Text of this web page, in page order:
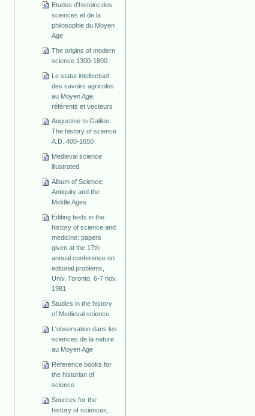
Etudes d'histoire des
sciences et de la
philosophie du Moyen
Age
The origins of modern
science 1300-1800
Le statut intellectuel
des savoirs agricoles
au Moyen Age,
référents et vecteurs
Augustine to Galileo.
The history of science
A.D. 400-1650
Medieval science
illustrated
Album of Science:
Antiquity and the
Middle Ages
Editing texts in the
history of science and
medicine: papers
given at the 17th
annual conference on
editorial problems,
Univ. Toronto, 6-7 nov.
1981
Studies in the history
of Medieval science
L'observation dans les
sciences de la nature
au Moyen Age
Reference books for
the historian of
science
Sources for the
history of sciences,